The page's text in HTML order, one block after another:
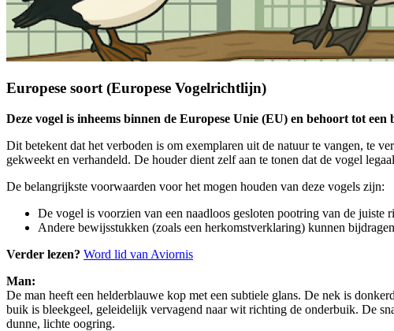
Europese soort (Europese Vogelrichtlijn)
Deze vogel is inheems binnen de Europese Unie (EU) en behoort tot
Dit betekent dat het verboden is om exemplaren uit de natuur te vangen, te
gekweekt en verhandeld. De houder dient zelf aan te tonen dat de vogel
De belangrijkste voorwaarden voor het mogen houden van deze vogels zijn:
De vogel is voorzien van een naadloos gesloten pootring van de
Andere bewijsstukken (zoals een herkomstverklaring) kunnen
Verder lezen? Word lid van Aviornis
Man:
De man heeft een helderblauwe kop met een subtiele glans. De nek is
buik is bleekgeel, geleidelijk vervagend naar wit richting de onderbuik. De
dunne, lichte oogring.